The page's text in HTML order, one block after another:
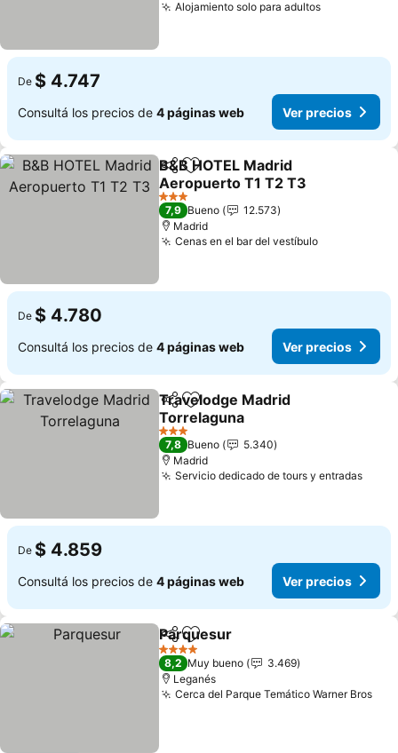
Alojamiento solo para adultosVer precios
De $ 4.747
Consultá los precios de 4 páginas web Ver precios
CompartirAñadir a favoritos
B&B HOTEL Madrid
Aeropuerto T1 T2 T3
Ver precios
3 Estrellas
7,9 Bueno
12.573
Madrid
Cenas en el bar del vestíbuloVer precios
De $ 4.780
Consultá los precios de 4 páginas web Ver precios
Compartir
Añadir a favoritos
Travelodge Madrid
Torrelaguna
Ver precios
3 Estrellas
7,8 Bueno
5.340
Madrid
Servicio dedicado de tours y entradasVer
De $ 4.859
Consultá los precios de 4 páginas web Ver precios
CompartirAñadir a favoritos
Parquesur
4 Estrellas
8,2 Muy bueno
3.469
Leganés
Cerca del Parque Temático Warner Bros